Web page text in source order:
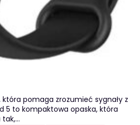
pomaga zrozumieć sygnały z
5 to kompaktowa opaska, która
tak,…